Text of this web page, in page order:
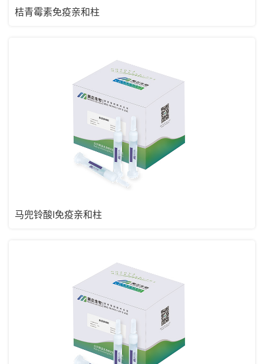
桔青霉素免疫亲和柱
马兜铃酸I免疫亲和柱